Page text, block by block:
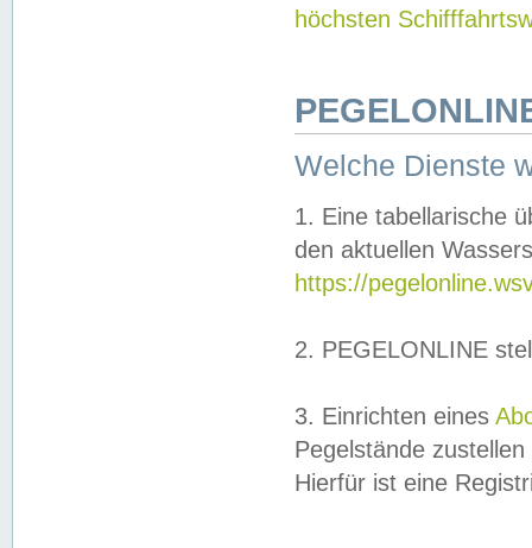
höchsten
Welche Dienste
1. Eine tabellarische
den aktuellen
https://
2. PEGELONLINE
3. Einrichten eines
Pegelstände
Hierfür ist eine